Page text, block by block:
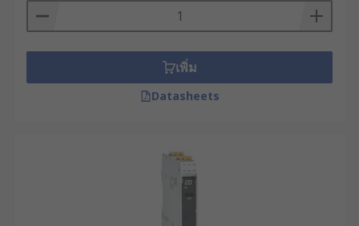
เพิ่ม
Datasheets